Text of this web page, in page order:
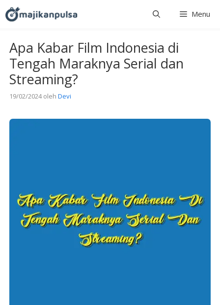
Langsung
ke
Menu
Apa Kabar Film Indonesia di
Tengah Maraknya Serial dan
Streaming?
19/02/2024 oleh Devi